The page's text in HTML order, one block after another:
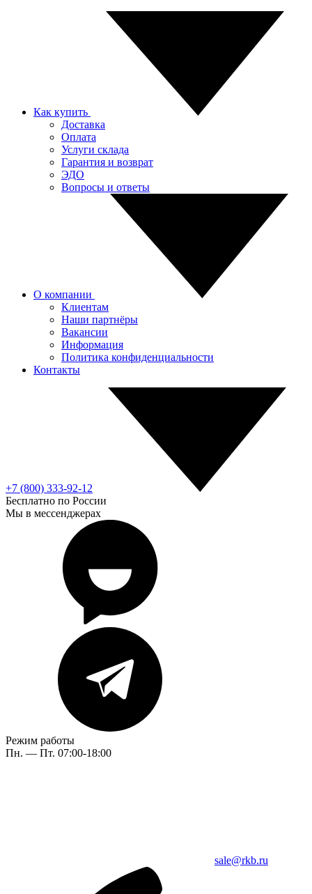
Как купить
Доставка
Оплата
Услуги склада
Гарантия и возврат
ЭДО
Вопросы и ответы
О компании
Клиентам
Наши партнёры
Вакансии
Информация
Политика конфиденциальности
Контакты
+7 (800) 333-92-12
Бесплатно по России
Мы в мессенджерах
Режим работы
Пн. — Пт. 07:00-18:00
sale@rkb.ru